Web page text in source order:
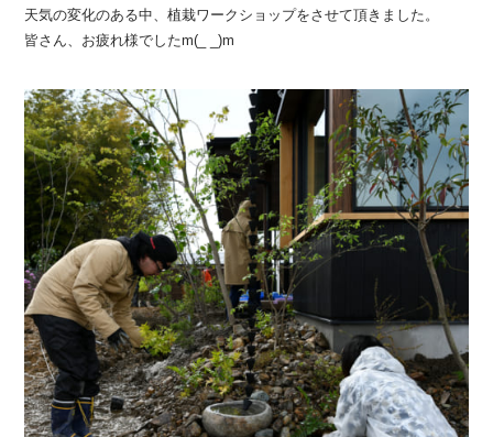
天気の変化のある中、植栽ワークショップをさせて頂きました。
皆さん、お疲れ様でしたm(_ _)m